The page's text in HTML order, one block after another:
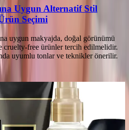
Uygun Alternatif Stil
Seçimi
uygun makyajda, doğal görünümü
cruelty-free ürünler tercih edilmelidir.
uyumlu tonlar ve teknikler önerilir.